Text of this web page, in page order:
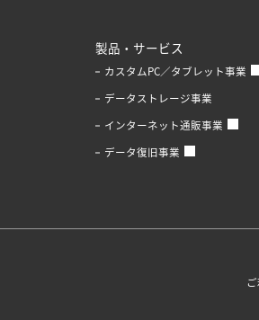
製品・サービス
カスタムPC／タブレット事業
データストレージ事業
インターネット通販事業
データ復旧事業